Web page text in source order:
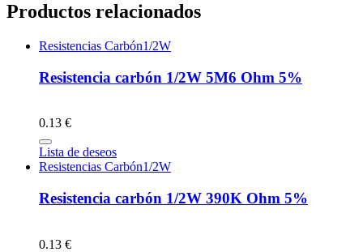
Productos relacionados
Resistencias Carbón1/2W
Resistencia carbón 1/2W 5M6 Ohm 5%
0.13 €
Lista de deseos
Resistencias Carbón1/2W
Resistencia carbón 1/2W 390K Ohm 5%
0.13 €